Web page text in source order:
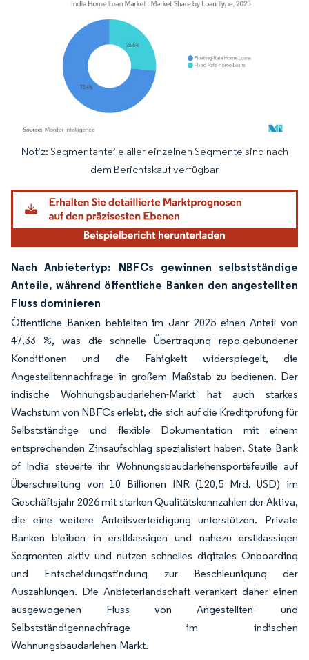
Bild © Mordor Intelligence. Wiederverwendung erfordert Namensnennung
Notiz: Segmentanteile aller einzelnen Segmente sind nach
dem Berichtskauf verfügbar
Nach Anbietertyp: NBFCs gewinnen selbstständige
Anteile, während öffentliche Banken den angestellten
Fluss dominieren
Öffentliche Banken behielten im Jahr 2025 einen Anteil von
47,33 %, was die schnelle Übertragung repo-gebundener
Konditionen und die Fähigkeit widerspiegelt, die
Angestelltennachfrage in großem Maßstab zu bedienen. Der
indische Wohnungsbaudarlehen-Markt hat auch starkes
Wachstum von NBFCs erlebt, die sich auf die Kreditprüfung für
Selbstständige und flexible Dokumentation mit einem
entsprechenden Zinsaufschlag spezialisiert haben. State Bank
of India steuerte ihr Wohnungsbaudarlehensportefeuille auf
Überschreitung von 10 Billionen INR (120,5 Mrd. USD) im
Geschäftsjahr 2026 mit starken Qualitätskennzahlen der Aktiva,
die eine weitere Anteilsverteidigung unterstützen. Private
Banken bleiben in erstklassigen und nahezu erstklassigen
Segmenten aktiv und nutzen schnelles digitales Onboarding
und Entscheidungsfindung zur Beschleunigung der
Auszahlungen. Die Anbieterlandschaft verankert daher einen
ausgewogenen Fluss von Angestellten- und
Selbstständigennachfrage im indischen
Wohnungsbaudarlehen-Markt.